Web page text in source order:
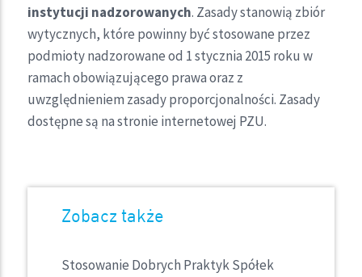
instytucji nadzorowanych. Zasady stanowią zbiór
wytycznych, które powinny być stosowane przez
podmioty nadzorowane od 1 stycznia 2015 roku w
ramach obowiązującego prawa oraz z
uwzględnieniem zasady proporcjonalności. Zasady
dostępne są na stronie internetowej PZU.
Zobacz także
Stosowanie Dobrych Praktyk Spółek